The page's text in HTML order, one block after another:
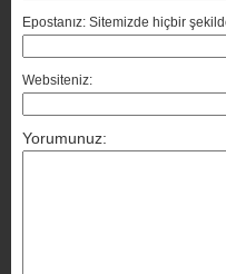
Epostanız: Sitemizde hiçbir
Websiteniz:
Yorumunuz: